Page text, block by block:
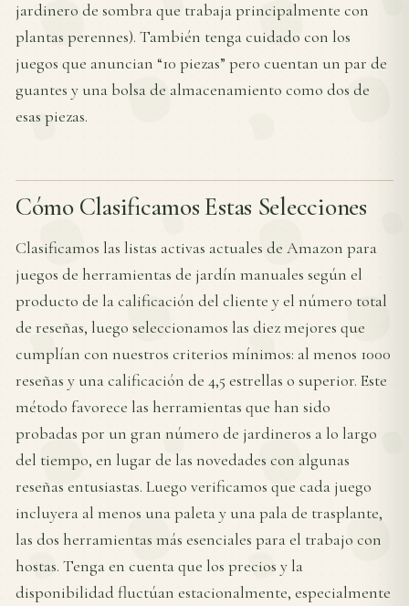
jardinero de sombra que trabaja principalmente con
plantas perennes). También tenga cuidado con los
juegos que anuncian “10 piezas” pero cuentan un par de
guantes y una bolsa de almacenamiento como dos de
esas piezas.
Cómo Clasificamos Estas Selecciones
Clasificamos las listas activas actuales de Amazon para
juegos de herramientas de jardín manuales según el
producto de la calificación del cliente y el número total
de reseñas, luego seleccionamos las diez mejores que
cumplían con nuestros criterios mínimos: al menos 1000
reseñas y una calificación de 4,5 estrellas o superior. Este
método favorece las herramientas que han sido
probadas por un gran número de jardineros a lo largo
del tiempo, en lugar de las novedades con algunas
reseñas entusiastas. Luego verificamos que cada juego
incluyera al menos una paleta y una pala de trasplante,
las dos herramientas más esenciales para el trabajo con
hostas. Tenga en cuenta que los precios y la
disponibilidad fluctúan estacionalmente, especialmente